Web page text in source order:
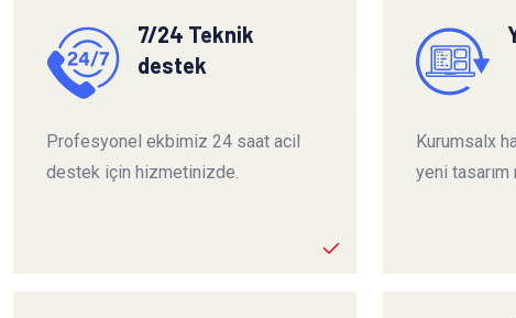
7/24 Teknik
destek
Profesyonel ekbimiz 24 saat acil
destek için hizmetinizde.
Kurumsalx
yeni